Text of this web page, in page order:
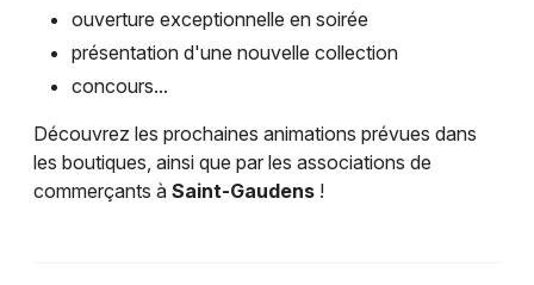
ouverture exceptionnelle en soirée
présentation d'une nouvelle collection
concours...
Découvrez les prochaines animations prévues dans
les boutiques, ainsi que par les associations de
commerçants à Saint-Gaudens !